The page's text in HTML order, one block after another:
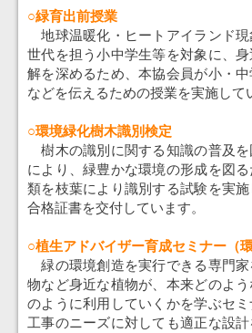
○緑育出前授業
地球温暖化・ヒートアイランド
世代を担う小中学生等を対象に、
解を深めるため、本協会員が小・
などを伝えるための授業を実施して
○環境緑化樹木識別検定
樹木の識別に関する知識の普及
により、緑豊かな環境の形成を図
類を枝葉により識別する試験を実
合格証書を交付しています。
○植生アドバイザー育成セミナー（
緑の環境創造を実行できる専門
物など身近な植物が、本来どのよ
のように利用していくかを学ぶセ
工事のニーズに対しても適正な設